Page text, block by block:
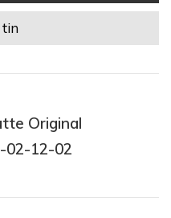
Original
02-12-02